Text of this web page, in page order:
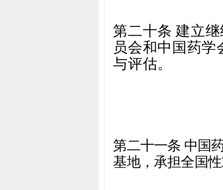
第二十条 建立
员会和中国药
与评估。
第二十一条 中国
基地，承担全国